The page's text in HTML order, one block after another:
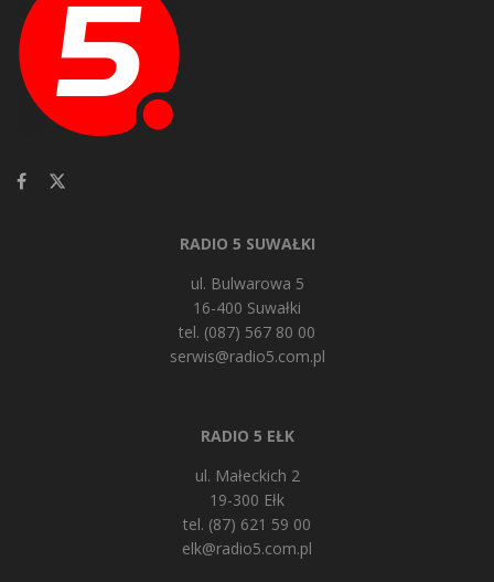
RADIO 5 SUWAŁKI
ul. Bulwarowa 5
16-400 Suwałki
tel. (087) 567 80 00
serwis@radio5.com.pl
RADIO 5 EŁK
ul. Małeckich 2
19-300 Ełk
tel. (87) 621 59 00
elk@radio5.com.pl